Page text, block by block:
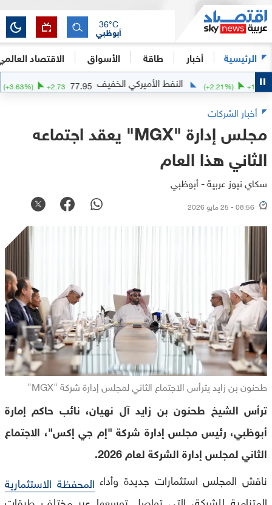
الرئيسية أخبار طاقة الأسواق الاقتصاد
أبوظبي
36°C
( +2.21%) النفط الأميركي الخفيف 77.95
+2.73
( +3.63%)
أخبار الشركات
مجلس إدارة "MGX" يعقد اجتماعه
الثاني هذا العام
سكاي نيوز عربية - أبوظبي
08:56 - 25 مايو 2026
طحنون بن زايد يترأس الاجتماع الثاني لمجلس إدارة شركة "MGX"
ترأس الشيخ طحنون بن زايد آل نهيان، نائب حاكم إمارة
أبوظبي، رئيس مجلس إدارة شركة "إم جي إكس"، الاجتماع
الثاني لمجلس إدارة الشركة لعام 2026.
ناقش المجلس استثمارات جديدة وأداء المحفظة الاستثمارية
المتنامية للشركة، التي تواصل توسعها عبر مختلف طبقات